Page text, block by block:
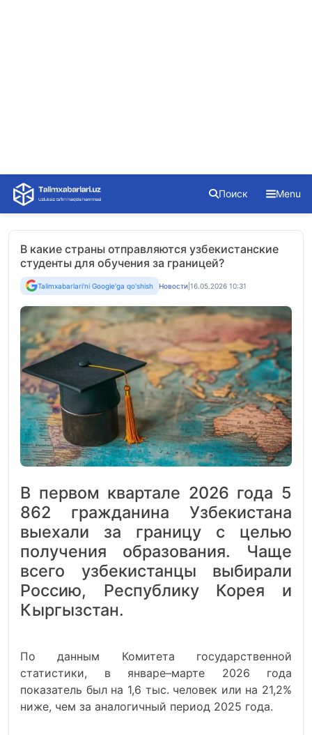
Skip
content
Поиск Menu
В какие страны отправляются узбекистанские
студенты для обучения за границей?
Talimxabarlari'ni Google'ga qo'shish Новости 16.05.2026 10:31
В первом квартале 2026 года 5
862 гражданина Узбекистана
выехали за границу с целью
получения образования. Чаще
всего узбекистанцы выбирали
Россию, Республику Корея и
Кыргызстан.
По данным Комитета государственной
статистики, в январе–марте 2026 года
показатель был на 1,6 тыс. человек или на 21,2%
ниже, чем за аналогичный период 2025 года.